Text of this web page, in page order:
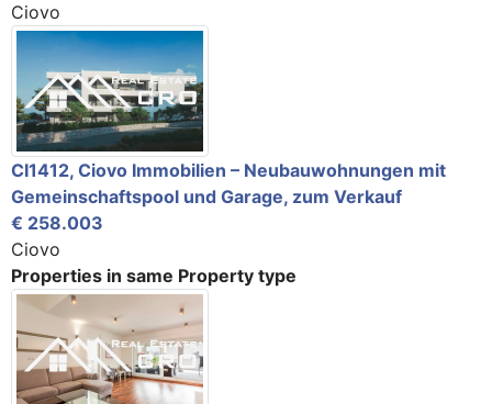
Ciovo
CI1412, Ciovo Immobilien – Neubauwohnungen mit
Gemeinschaftspool und Garage, zum Verkauf
€ 258.003
Ciovo
Properties in same Property type